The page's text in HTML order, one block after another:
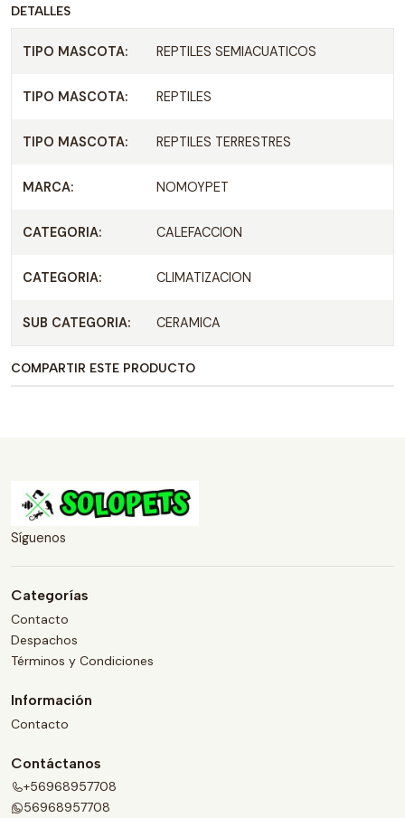
DETALLES
TIPO MASCOTA: REPTILES SEMIACUATICOS
TIPO MASCOTA: REPTILES
TIPO MASCOTA: REPTILES TERRESTRES
MARCA: NOMOYPET
CATEGORIA: CALEFACCION
CATEGORIA: CLIMATIZACION
SUB CATEGORIA: CERAMICA
COMPARTIR ESTE PRODUCTO
Síguenos
Categorías
Contacto
Despachos
Términos y Condiciones
Información
Contacto
Contáctanos
+56968957708
56968957708